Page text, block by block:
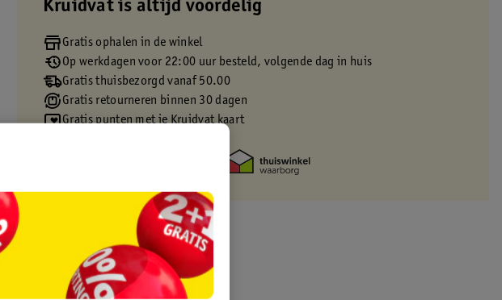
Kruidvat is altijd voordelig
Gratis ophalen in de winkel
Op werkdagen voor 22:00 uur besteld, volgende dag in huis
Gratis thuisbezorgd vanaf 50.00
Gratis retourneren binnen 30 dagen
Gratis punten met je Kruidvat kaart